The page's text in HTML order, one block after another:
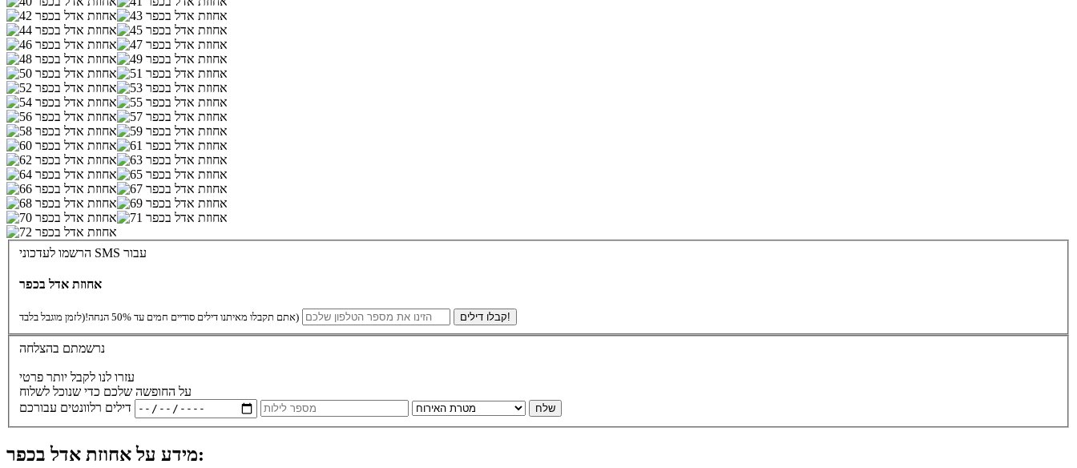
הרשמו לעדכוני SMS עבור
אחוזת אדל בכפר
אתם תקבלו מאיתנו דילים סודיים חמים עד 50% הנחה!(לזמן מוגבל בלבד) קבלו דילים!
נרשמתם בהצלחה
עזרו לנו לקבל יותר פרטי
על החופשה שלכם כדי שנוכל לשלוח
שלח
מידע על אחוזת אדל בכפר: